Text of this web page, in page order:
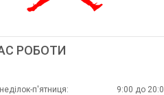
РОБОТИ
п'ятниця: 9:00 до